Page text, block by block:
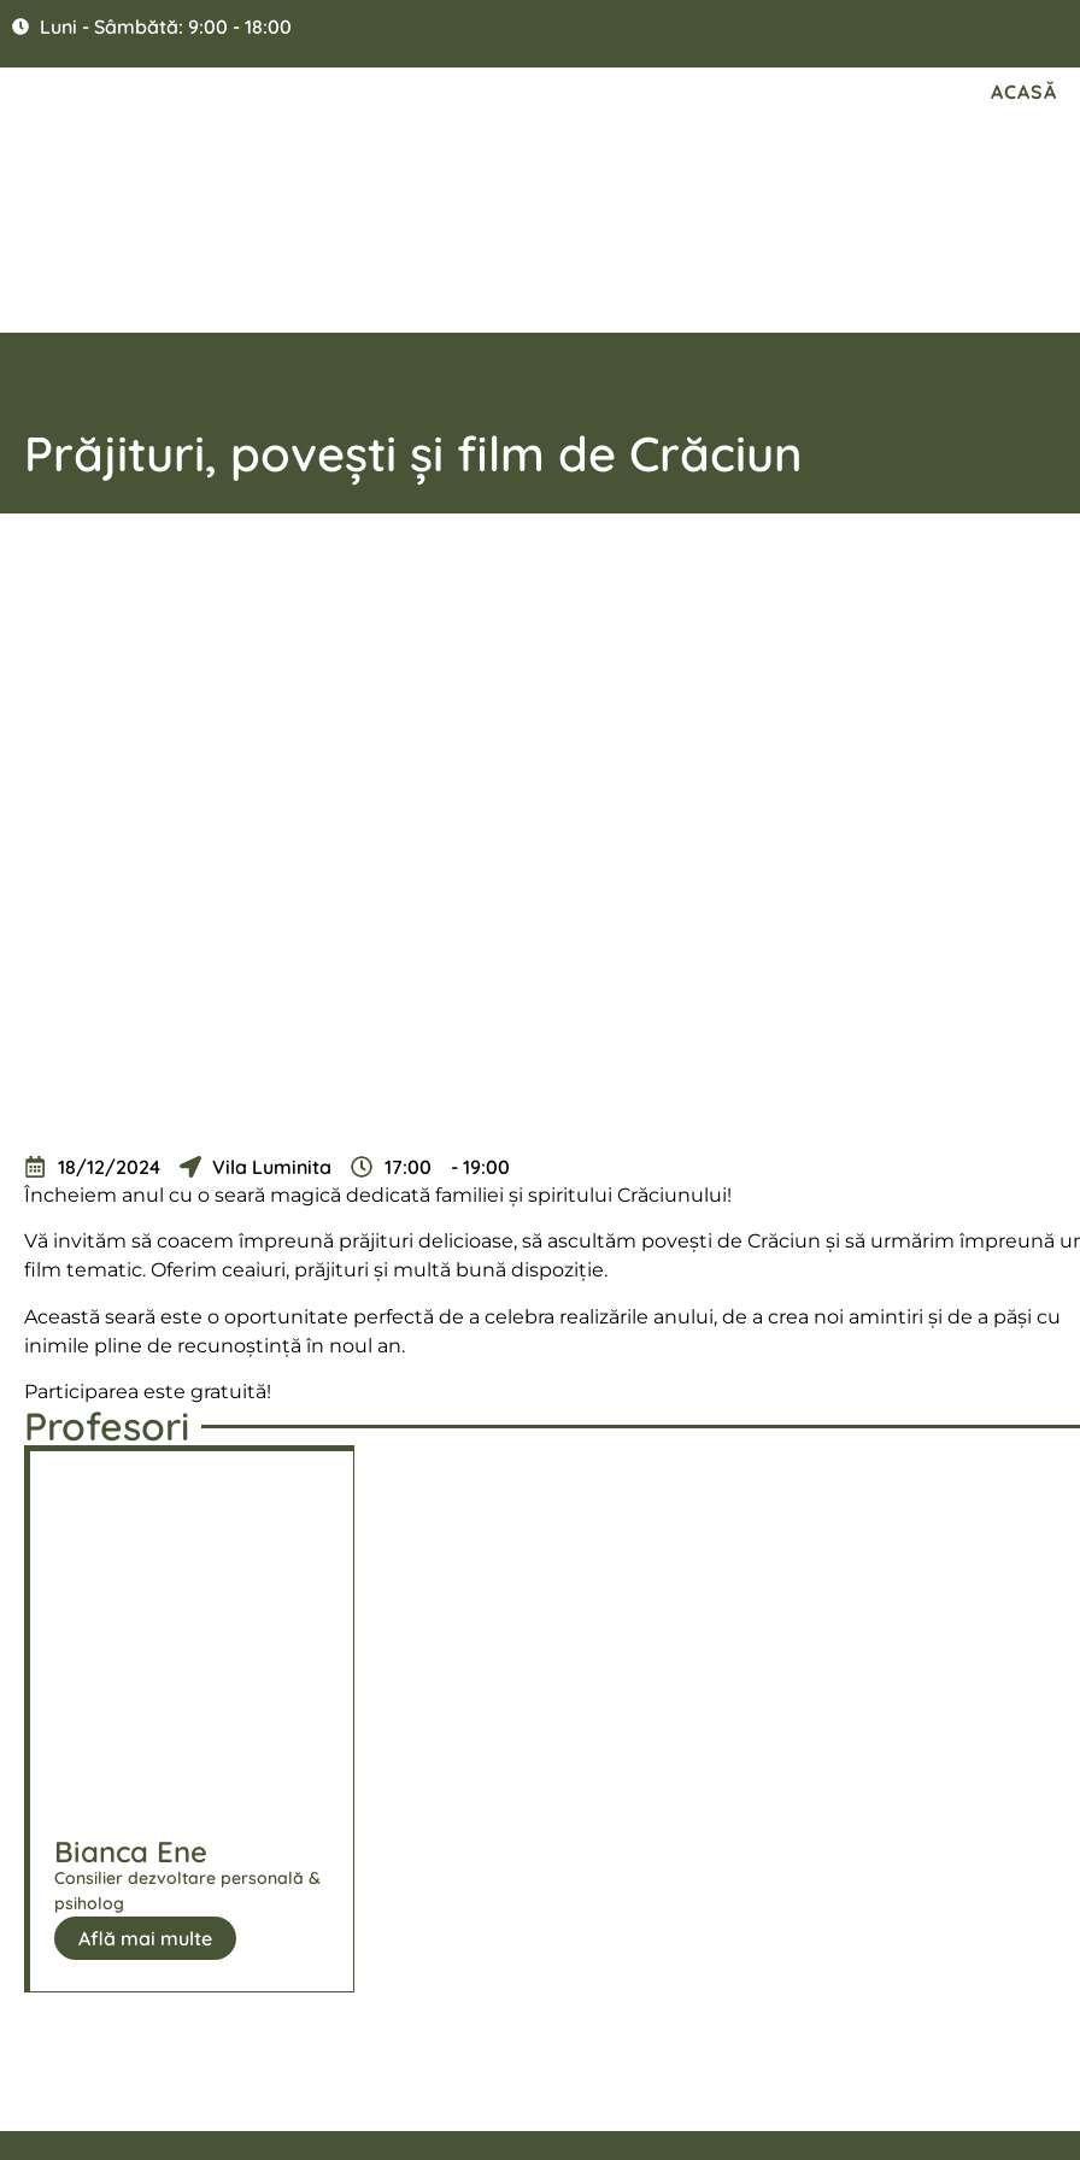
Luni - Sâmbătă: 9:00 - 18:00
ACASĂ
Prăjituri, povești și film de Crăciun
18/12/2024 Vila Luminita 17:00 - 19:00
Încheiem anul cu o seară magică dedicată familiei și spiritului Crăciunului!
Vă invităm să coacem împreună prăjituri delicioase, să ascultăm povești de Crăciun și să urmărim împreună
film tematic. Oferim ceaiuri, prăjituri și multă bună dispoziție.
Această seară este o oportunitate perfectă de a celebra realizările anului, de a crea noi amintiri și de a păși cu
inimile pline de recunoștință în noul an.
Participarea este gratuită!
Profesori
Bianca Ene
Consilier dezvoltare personală &
psiholog
Află mai multe